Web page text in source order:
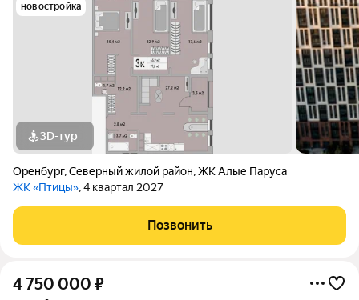
новостройка
3D-тур
Оренбург,Северный жилой район,ЖК Алые Паруса
ЖК «Птицы», 4 квартал 2027
Позвонить
4 750 000 ₽